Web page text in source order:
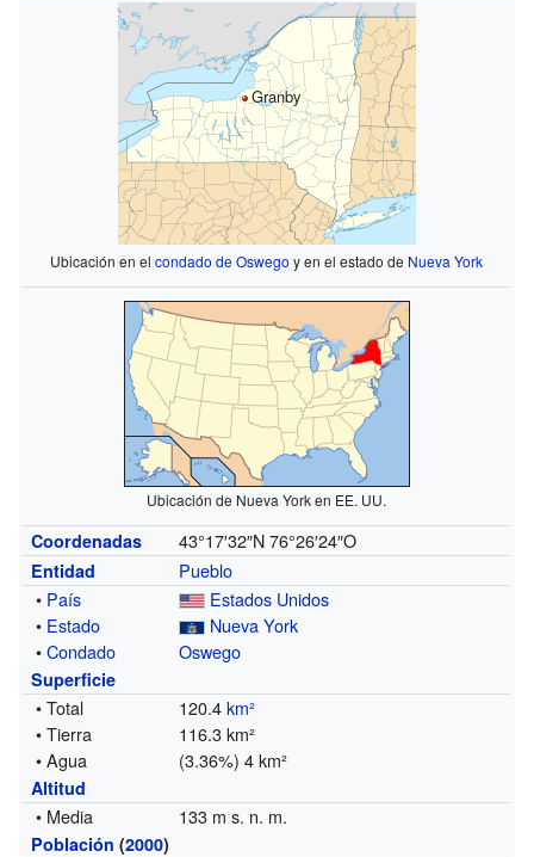
Granby
Ubicación en elcondado de Oswego y en el estado de Nueva York
Ubicación de Nueva York en EE. UU.
Coordenadas 43°17′32″N 76°26′24″O
Entidad
Pueblo
• País
Estados Unidos
• Estado
Nueva York
•Condado Oswego
Superficie
• Total 120.4km²
• Tierra
116.3 km²
• Agua
(3.36%) 4 km²
Altitud
• Media 133 m s. n. m.
Población (2000)